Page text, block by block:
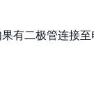
有二极管连接至